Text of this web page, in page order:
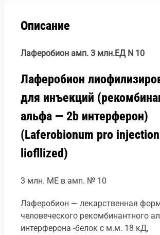
Описание
Лаферобион амп. 3 млн.ЕД N 10
Лаферобион
для инъекций
альфа — 2b интерферон)
(Laferobionum pro
liofllized)
3 млн. МЕ в амп. № 10
Лаферобион — лекарственная
человеческого рекомбинантного
интерферона -белок с м.м. 18 кД,